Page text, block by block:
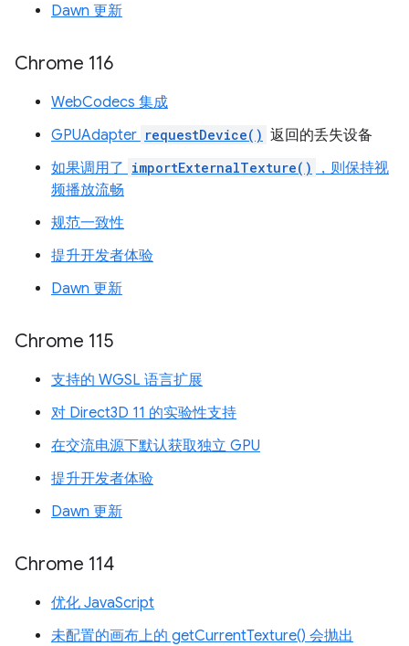
Dawn 更新
Chrome 116
WebCodecs 集成
GPUAdapter requestDevice() 返回的丢失设备
如果调用了 importExternalTexture()
，则保持视
频播放流畅
规范一致性
提升开发者体验
Dawn 更新
Chrome 115
支持的 WGSL 语言扩展
对 Direct3D 11 的实验性支持
在交流电源下默认获取独立 GPU
提升开发者体验
Dawn 更新
Chrome 114
优化 JavaScript
未配置的画布上的 getCurrentTexture() 会抛出